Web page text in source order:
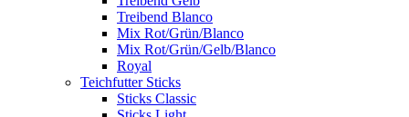
Treibend Blanco
Mix Rot/Grün/Blanco
Mix Rot/Grün/Gelb/Blanco
Royal
Teichfutter Sticks
Sticks Classic